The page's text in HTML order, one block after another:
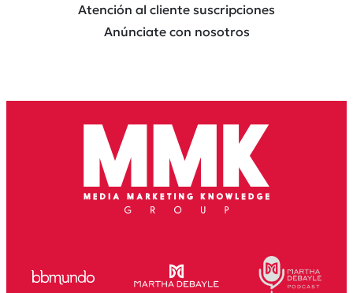
Atención al cliente suscripciones
Anúnciate con nosotros